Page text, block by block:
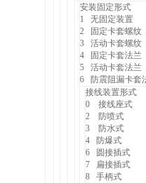
安装固定形式
1无固定装置
2
固定卡套螺纹
3活动卡套螺纹
4
固定卡套法兰
5活动卡套法兰
6
防震阻漏卡套
接线装置形式
0接线座式
2
防喷式
3
防水式
4
防爆式
6
圆接插式
7 扁接插式
8手柄式